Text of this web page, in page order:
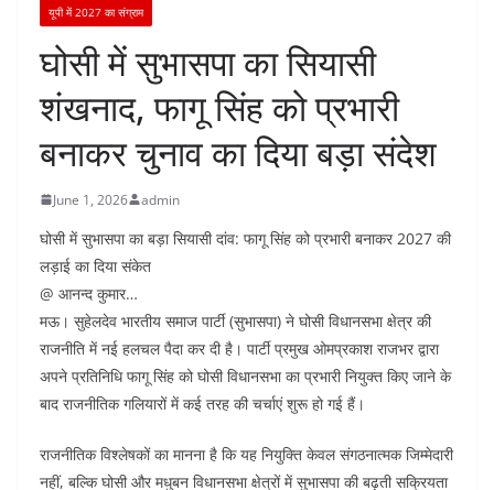
यूपी में 2027 का संग्राम
घोसी में सुभासपा का सियासी
शंखनाद, फागू सिंह को प्रभारी
बनाकर चुनाव का दिया बड़ा संदेश
June 1, 2026 admin
घोसी में सुभासपा का बड़ा सियासी दांव: फागू सिंह को प्रभारी बनाकर 2027 की
लड़ाई का दिया संकेत
@ आनन्द कुमार…
मऊ। सुहेलदेव भारतीय समाज पार्टी (सुभासपा) ने घोसी विधानसभा क्षेत्र की
राजनीति में नई हलचल पैदा कर दी है। पार्टी प्रमुख ओमप्रकाश राजभर द्वारा
अपने प्रतिनिधि फागू सिंह को घोसी विधानसभा का प्रभारी नियुक्त किए जाने के
बाद राजनीतिक गलियारों में कई तरह की चर्चाएं शुरू हो गई हैं।
राजनीतिक विश्लेषकों का मानना है कि यह नियुक्ति केवल संगठनात्मक जिम्मेदारी
नहीं, बल्कि घोसी और मधुबन विधानसभा क्षेत्रों में सुभासपा की बढ़ती सक्रियता